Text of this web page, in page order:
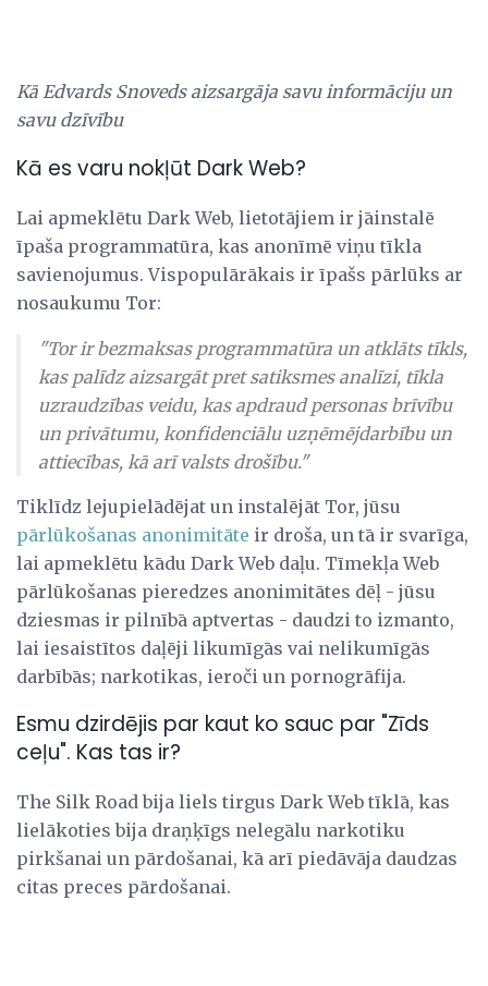
Kā Edvards Snoveds aizsargāja savu informāciju un
savu dzīvību
Kā es varu nokļūt Dark Web?
Lai apmeklētu Dark Web, lietotājiem ir jāinstalē
īpaša programmatūra, kas anonīmē viņu tīkla
savienojumus. Vispopulārākais ir īpašs pārlūks ar
nosaukumu Tor:
"Tor ir bezmaksas programmatūra un atklāts tīkls,
kas palīdz aizsargāt pret satiksmes analīzi, tīkla
uzraudzības veidu, kas apdraud personas brīvību
un privātumu, konfidenciālu uzņēmējdarbību un
attiecības, kā arī valsts drošību."
Tiklīdz lejupielādējat un instalējāt Tor, jūsu
pārlūkošanas anonimitāte ir droša, un tā ir svarīga,
lai apmeklētu kādu Dark Web daļu. Tīmekļa Web
pārlūkošanas pieredzes anonimitātes dēļ - jūsu
dziesmas ir pilnībā aptvertas - daudzi to izmanto,
lai iesaistītos daļēji likumīgās vai nelikumīgās
darbībās; narkotikas, ieroči un pornogrāfija.
Esmu dzirdējis par kaut ko sauc par "Zīds
ceļu". Kas tas ir?
The Silk Road bija liels tirgus Dark Web tīklā, kas
lielākoties bija draņķīgs nelegālu narkotiku
pirkšanai un pārdošanai, kā arī piedāvāja daudzas
citas preces pārdošanai.